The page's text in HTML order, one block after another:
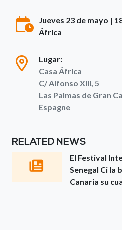
Jueves 23 de mayo |
África
Lugar:
Casa África
C/ Alfonso XIII, 5
Las Palmas de Gran
Espagne
RELATED NEWS
El Festival
Senegal Ci la
Canaria su